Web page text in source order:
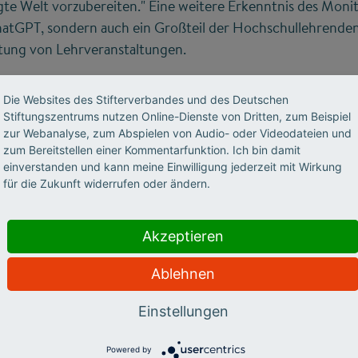
Welt vorzubereiten." Eine weitere Erkenntnis des
sondern auch ein Großteil der
von Lehrveranstaltungen.
von Studierenden ergibt sich nach dem Ende
wünschten sich 64,6 Prozent der Studierenden, dass
ein fester Bestandteil des Hochschulalltags
noch 51,3 Prozent. Dies bedeutet jedoch nicht, dass
wollen. "Der Monitor Digitalisierung 360° zeigt,
mehr sind", sagt Oliver Janoschka,
beim Stifterverband. "Für bessere
wir moderne Lernräume und digitale Formate
Studierenden: Mehr Interaktion in der
haben sich die Präferenzen der Studierenden
Die Websites des Stifterverbandes und des Deutschen
Stiftungszentrums nutzen Online-Dienste von Dritten, zum Beispiel
zur Webanalyse, zum Abspielen von Audio- oder Videodateien und
zum Bereitstellen einer Kommentarfunktion. Ich bin damit
einverstanden und kann meine Einwilligung jederzeit mit Wirkung
für die Zukunft widerrufen oder ändern.
Akzeptieren
Ablehnen
Einstellungen
Powered by